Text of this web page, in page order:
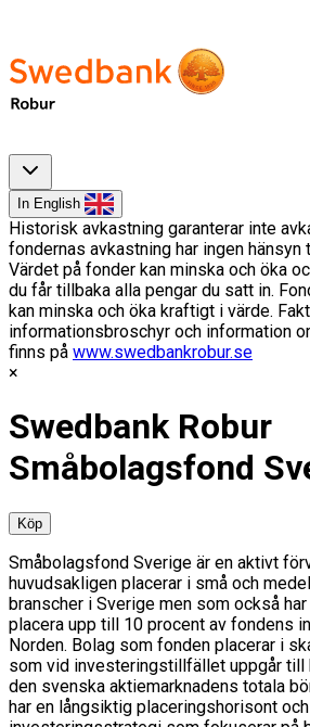
In English
Historisk avkastning garanterar inte
fondernas avkastning har ingen
Värdet på fonder kan minska och öka
du får tillbaka alla pengar du satt in.
kan minska och öka kraftigt i värde.
informationsbroschyr och information
finns på www.swedbankrobur.se
Swedbank Robur
Småbolagsfond
Köp
Småbolagsfond Sverige är en aktivt
huvudsakligen placerar i små och
branscher i Sverige men som också
placera upp till 10 procent av fondens
Norden. Bolag som fonden placerar i
som vid investeringstillfället uppgår till
den svenska aktiemarknadens totala
har en långsiktig placeringshorisont